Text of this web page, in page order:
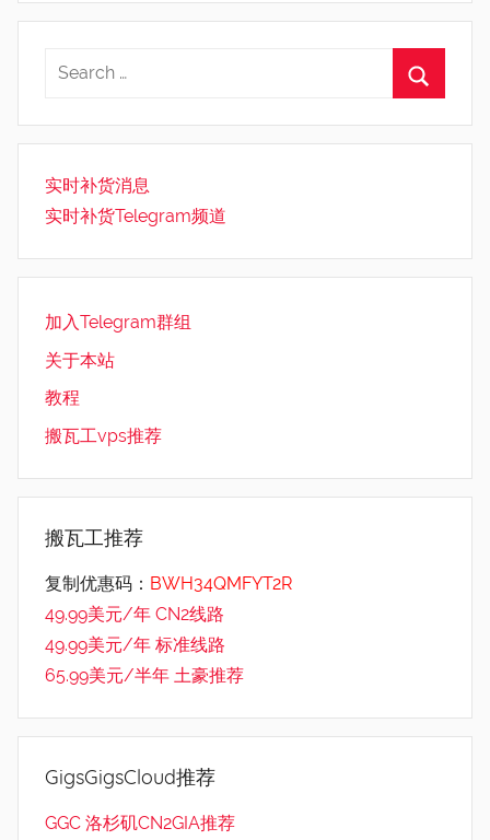
实时补货消息
实时补货Telegram频道
加入Telegram群组
关于本站
教程
搬瓦工vps推荐
搬瓦工推荐
复制优惠码： BWH34QMFYT2R
49.99美元/年 CN2线路
49.99美元/年 标准线路
65.99美元/半年 土豪推荐
GigsGigsCloud推荐
GGC 洛杉矶CN2GIA推荐